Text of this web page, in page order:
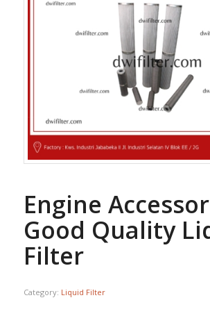
Engine
Good Quality
Filter
Category: Liquid Filter